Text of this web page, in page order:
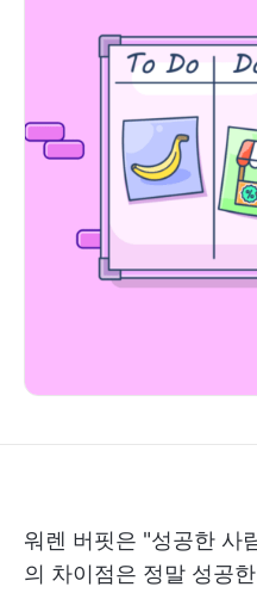
워렌 버핏은 "성공한 사
의 차이점은 정말 성공